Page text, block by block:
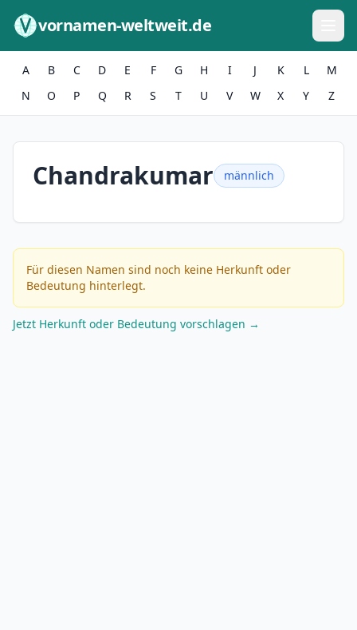
vornamen-weltweit.de
A B C D E F G H I J K L
M
N
O P Q R S T U V W X Y Z
Chandrakumar männlich
Für diesen Namen sind noch keine Herkunft oder
Bedeutung hinterlegt.
Jetzt Herkunft oder Bedeutung vorschlagen →